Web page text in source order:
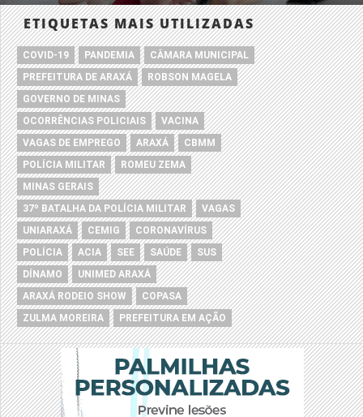
ETIQUETAS MAIS UTILIZADAS
COVID-19 PANDEMIA
CÂMARA MUNICIPAL
PREFEITURA DE ARAXÁ
ROBSON MAGELA
GOVERNO DE MINAS
OCORRÊNCIAS POLICIAIS
VACINA
VAGAS DE EMPREGO
ARAXÁ
CBMM
POLÍCIA MILITAR
ROMEU ZEMA
MINAS GERAIS
37º BATALHA DA POLÍCIA MILITAR
VAGAS
UNIARAXÁ
CEMIG
CORONAVÍRUS
POLÍCIA
ACIA SEE SAÚDE
SUS
DÍNAMO
UNIMED ARAXÁ
ARAXÁ RODEIO SHOW
COPASA
ZULMA MOREIRA
PREFEITURA EM AÇÃO